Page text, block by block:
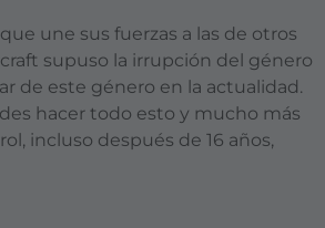
une sus fuerzas a las de otros
supuso la irrupción del género
de este género en la actualidad.
hacer todo esto y mucho más
incluso después de 16 años,